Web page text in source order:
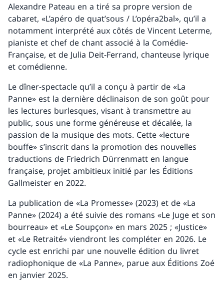
Alexandre Pateau en a tiré sa propre version de
cabaret, «L’apéro de quat’sous / L’opéra2bal», qu’il a
notamment interprété aux côtés de Vincent Leterme,
pianiste et chef de chant associé à la Comédie-
Française, et de Julia Deit-Ferrand, chanteuse lyrique
et comédienne.
Le dîner-spectacle qu’il a conçu à partir de «La
Panne» est la dernière déclinaison de son goût pour
les lectures burlesques, visant à transmettre au
public, sous une forme généreuse et décalée, la
passion de la musique des mots. Cette «lecture
bouffe» s’inscrit dans la promotion des nouvelles
traductions de Friedrich Dürrenmatt en langue
française, projet ambitieux initié par les Éditions
Gallmeister en 2022.
La publication de «La Promesse» (2023) et de «La
Panne» (2024) a été suivie des romans «Le Juge et son
bourreau» et «Le Soupçon» en mars 2025 ; «Justice»
et «Le Retraité» viendront les compléter en 2026. Le
cycle est enrichi par une nouvelle édition du livret
radiophonique de «La Panne», parue aux Éditions Zoé
en janvier 2025.